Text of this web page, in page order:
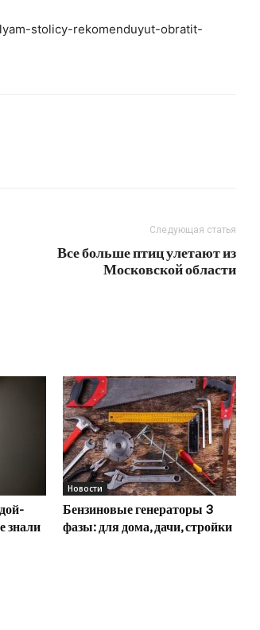
stolicy-rekomenduyut-obratit-
Следующая статья
Все больше птиц улетают из
Московской области
знали
Новости
Бензиновые генераторы 3
фазы: для дома, дачи, стройки